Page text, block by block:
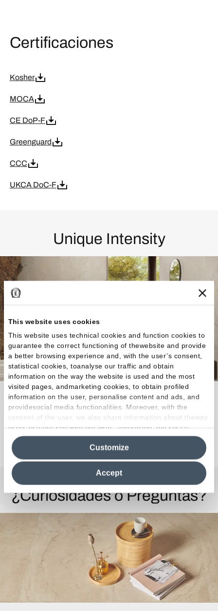
This website uses cookies
This website uses technical cookies and function cookies to
guarantee the correct functioning of thewebsite and provide
a better browsing experience and, with the user’s consent,
statistical cookies, toanalyse our traffic and obtain
information on the way the website is used and the most
visited pages, andmarketing cookies, to obtain profiled
information on the user, personalise content and ads, and
providesocial media functionalities. Moreover, with the
consent of the user, we also share information about theway
users use our site with our web, advertising and social
media analytics partners, who may combine itwith other
information in their possession. By closing this banner,
clicking on "Reject", it will be possible tocontinue browsing
the site after installing only technical cookies. For more
information see the
Cookie Policy
Accept
Customize
Certificaciones
Kosher
MOCA
CE DoP-F
Greenguard
CCC
UKCA DoC-F
Unique Intensity
Cada espacio, ya sea interior o exterior, se reviste
con autenticidad mineral, con fuerza expresiva.
¿Curiosidades o Preguntas?